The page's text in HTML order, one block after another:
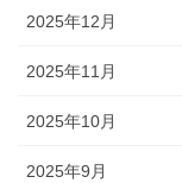
2025年12月
2025年11月
2025年10月
2025年9月